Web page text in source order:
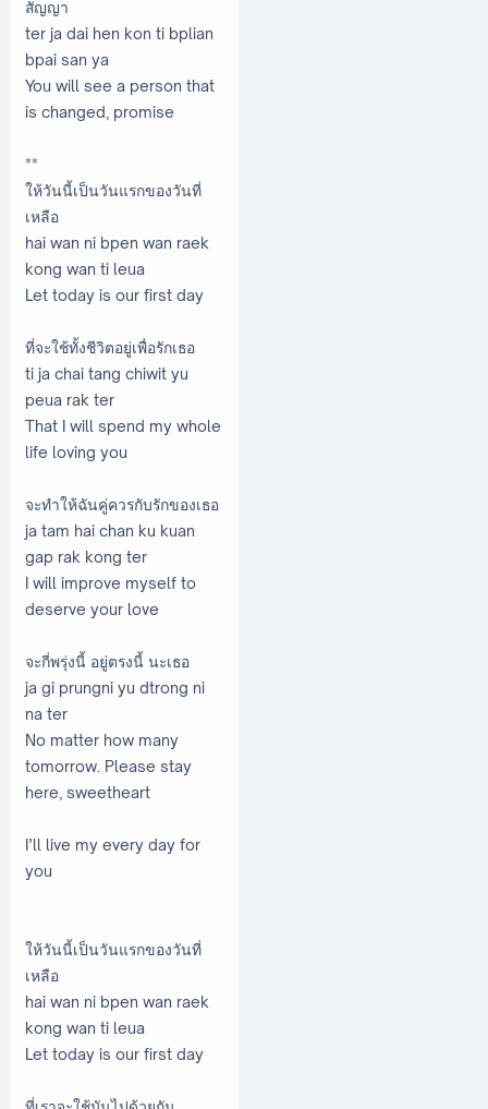
สัญญา
ter ja dai hen kon ti bplian
bpai san ya
You will see a person that
is changed, promise
**
ให้วันนี้เป็นวันแรกของวันที่
เหลือ
hai wan ni bpen wan raek
kong wan ti leua
Let today is our first day
ที่จะใช้ทั้งชีวิตอยู่เพื่อรักเธอ
ti ja chai tang chiwit yu
peua rak ter
That I will spend my whole
life loving you
จะทำให้ฉันคู่ควรกับรักของเธอ
ja tam hai chan ku kuan
gap rak kong ter
I will improve myself to
deserve your love
จะกี่พรุ่งนี้ อยู่ตรงนี้ นะเธอ
ja gi prungni yu dtrong ni
na ter
No matter how many
tomorrow. Please stay
here, sweetheart
I’ll live my every day for
you
ให้วันนี้เป็นวันแรกของวันที่
เหลือ
hai wan ni bpen wan raek
kong wan ti leua
Let today is our first day